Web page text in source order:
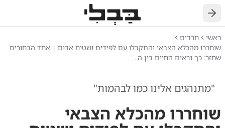
חזרה
ראשי
חרדים
שוחררו מהכלא הצבאי והתקבלו עם לפידים ושטיח אדום | אחד הבחורים
שחזר: כך נראים החיים בין ה..
"מתנהגים אלינו כמו לבהמות"
שוחררו מהכלא הצבאי